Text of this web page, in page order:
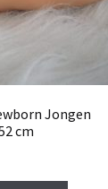
Jongen
cm